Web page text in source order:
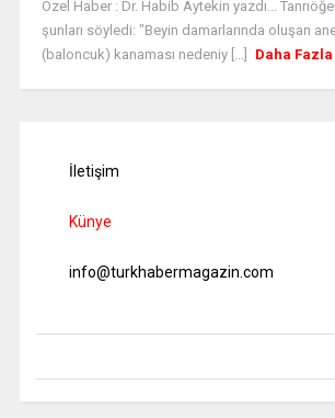
Özel Haber : Dr. Habib Aytekin yazdı...
şunları söyledi: "Beyin damarlarında oluşan
(baloncuk) kanaması nedeniy [...]
Daha
İletişim
Künye
info@turkhabermagazin.com